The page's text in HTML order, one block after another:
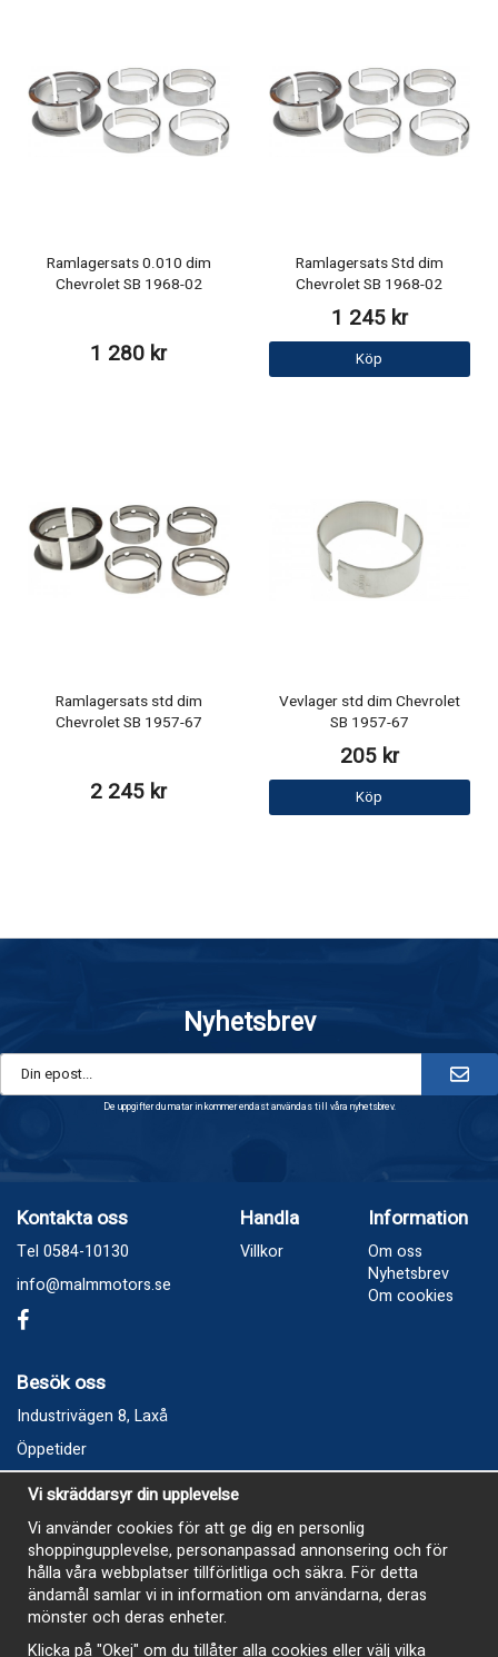
Ramlagersats 0.010 dim
Chevrolet SB 1968-02
1 280 kr
Ramlagersats Std dim
Chevrolet SB 1968-02
1 245 kr
Köp
Ramlagersats std dim
Chevrolet SB 1957-67
2 245 kr
Vevlager std dim Chevrolet
SB 1957-67
205 kr
Köp
Nyhetsbrev
De uppgifter du matar in kommer endast användas till våra nyhetsbrev.
Kontakta oss
Tel 0584-10130
info@malmmotors.se
Handla
Villkor
Information
Om oss
Nyhetsbrev
Om cookies
Besök oss
Industrivägen 8, Laxå
Öppetider
Vecka 32
Måndag kl 9-12, kl 13 - 15
Onsdag kl 9-12, kl 13 - 15
Tisdag, Tordag och Fredag stängt
E-Handelsbutiken är öppen och paket skickas hela
sommaren
Vi skräddarsyr din upplevelse
Vi använder cookies för att ge dig en personlig
shoppingupplevelse, personanpassad annonsering och för
hålla våra webbplatser tillförlitliga och säkra. För detta
ändamål samlar vi in information om användarna, deras
mönster och deras enheter.
Klicka på "Okej" om du tillåter alla cookies eller välj vilka